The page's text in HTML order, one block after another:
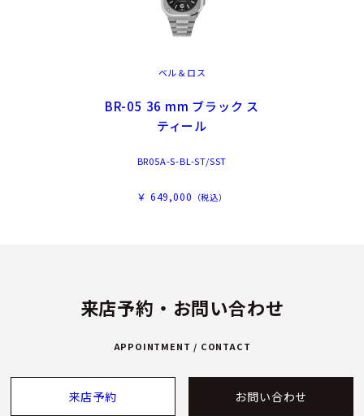
ベル＆ロス
BR-05 36 mm ブラック ス
ティール
BR05A-S-BL-ST/SST
￥ 649,000 （税込）
来店予約・お問い合わせ
APPOINTMENT / CONTACT
来店予約 お問い合わせ